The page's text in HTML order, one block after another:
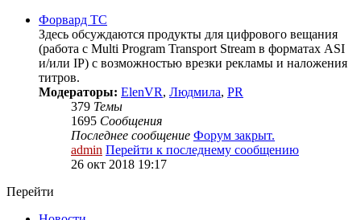
Форвард ТС
Здесь обсуждаются продукты для цифрового вещания
(работа с Multi Program Transport Stream в форматах ASI
и/или IP) с возможностью врезки рекламы и наложения
титров.
Модераторы: ElenVR, Людмила, PR
379 Темы
1695 Сообщения
Последнее сообщение Форум закрыт.
admin Перейти к последнему сообщению
26 окт 2018 19:17
Перейти